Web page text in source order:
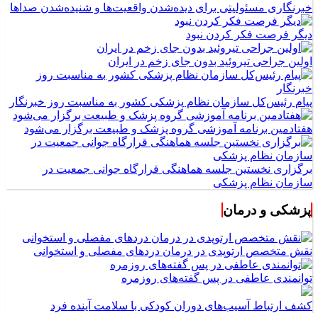
خبرنگاری مسئولیتی برای دیده‌شدن واقعیت‌ها و شنیده‌شدن صداها
دیگر فرصت فکر کردن نبود
اولین جراحی تیروئید بدون جای زخم در ایران
پیام رئیس‌کل سازمان نظام پزشکی کشور به مناسبت روز خبرنگار
هفتادمین برنامه آموزشی گروه پزشک و طبیعت برگزار می‌شود
برگزاری نخستین جلسه هماهنگی قرارگاه جوانی جمعیت در
سازمان نظام پزشکی
پزشکی و درمان
نقش متخصص ارتوپدی در درمان دردهای مفصلی و استخوانی
توانمندی عاطفی در پس گفته‌های روزمره
کشف ارتباط آسیب‌های دوران کودکی با سلامت آینده فرد